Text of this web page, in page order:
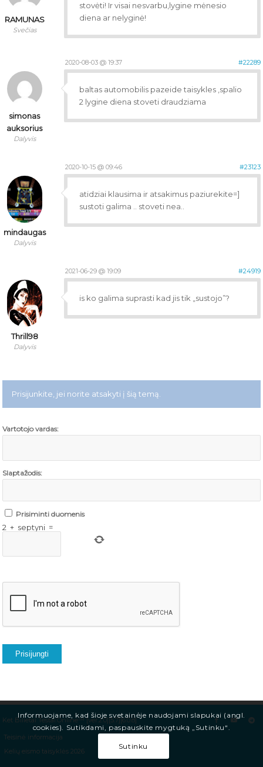
RAMUNAS
Svečias
stovėti! Ir visai nesvarbu,lygine mėnesio
diena ar nelyginė!
2020-08-03 @ 19:37 #22289
simonas
auksorius
Dalyvis
baltas automobilis pazeide taisykles ,spalio
2 lygine diena stoveti draudziama
2020-10-15 @ 09:46 #23123
mindaugas
Dalyvis
atidziai klausima ir atsakimus paziurekite=]
sustoti galima .. stoveti nea..
2021-06-29 @ 19:09 #24919
Thrill98
Dalyvis
is ko galima suprasti kad jis tik „sustojo”?
Prisijunkite, jei norite atsakyti į šią temą.
Vartotojo vardas:
Slaptažodis:
Prisiminti duomenis
2 + septyni =
Prisijungti
Ket Bilietai Testai.Online™ [ver.2.0][5.7][6.0.8]
Teisinė informacija
Kelių eismo taisyklės 2026
Informuojame, kad šioje svetainėje naudojami slapukai (angl.
cookies). Sutikdami, paspauskite mygtuką „Sutinku“.
Sutinku